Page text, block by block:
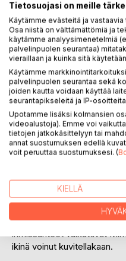
LISÄÄ
Lisää muistilistalle
Arvostele tuote
KUVAUS
Leppäkoti on tarina
syömishäiriön kanssa.
Leppäkotiin,
viikkoa lukiolaisena.
ihmissuhteet vaikuttivat
ikinä voinut kuvitellakaan.
Tietosuojasi on meille
Käytämme evästeitä ja
Osa niistä on välttämättömiä ja
käytämme analyysimenetelmiä
palvelinpuolen seurantaa)
vieraillaan ja kuinka sitä
Käytämme
palvelinpuolen seurantaa sekä
joiden kautta voidaan käyttää
seurantapikseleitä ja IP-
Upotamme lisäksi kolmansien
videoalustoja). Emme voi
tietojen jatkokäsittelyyn tai
annat suostumuksen edellä
voit peruuttaa suostumuksesi. (
KIELLÄ